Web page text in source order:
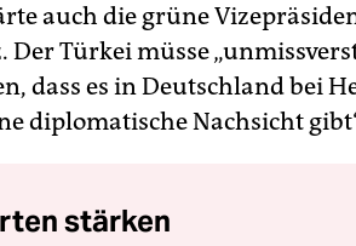
auch die grüne
Der Türkei müsse
dass es in Deutschland bei
diplomatische Nachsicht
stärken